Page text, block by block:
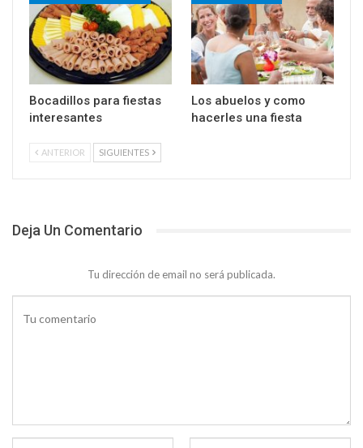
Bocadillos para fiestas
interesantes
Los abuelos y como
hacerles una fiesta
ANTERIOR SIGUIENTES
Deja Un Comentario
Tu dirección de email no será publicada.